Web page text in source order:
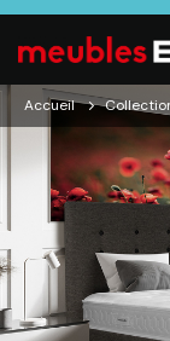
Accueil